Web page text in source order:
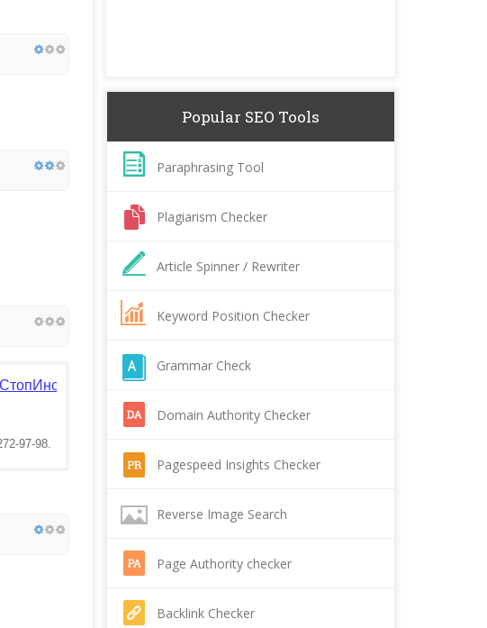
- СЭС в Красноярске
97-98.
Popular SEO Tools
Paraphrasing Tool
Plagiarism Checker
Article Spinner / Rewriter
Keyword Position Checker
Grammar Check
Domain Authority Checker
Pagespeed Insights Checker
Reverse Image Search
Page Authority checker
Backlink Checker